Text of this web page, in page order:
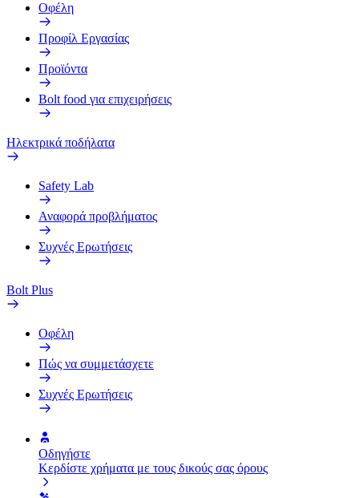
Οφέλη
Προφίλ Εργασίας
Προϊόντα
Bolt food για επιχειρήσεις
Ηλεκτρικά ποδήλατα
Safety Lab
Αναφορά προβλήματος
Συχνές Ερωτήσεις
Bolt Plus
Οφέλη
Πώς να συμμετάσχετε
Συχνές Ερωτήσεις
Οδηγήστε
Κερδίστε χρήματα με τους δικούς σας όρους